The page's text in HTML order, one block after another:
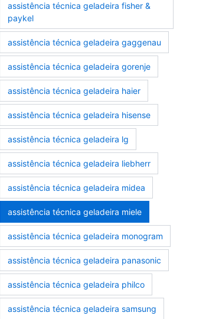
assistência técnica geladeira fisher &
paykel
assistência técnica geladeira gaggenau
assistência técnica geladeira gorenje
assistência técnica geladeira haier
assistência técnica geladeira hisense
assistência técnica geladeira lg
assistência técnica geladeira liebherr
assistência técnica geladeira midea
assistência técnica geladeira miele
assistência técnica geladeira monogram
assistência técnica geladeira panasonic
assistência técnica geladeira philco
assistência técnica geladeira samsung